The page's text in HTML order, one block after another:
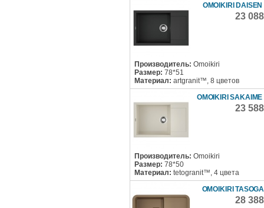
OMOIKIRI
23
Производитель: Omoikiri
Размер: 78*51
Материал: artgranit™, 8 цветов
OMOIKIRI
23
Производитель: Omoikiri
Размер: 78*50
Материал: tetogranit™, 4 цвета
OMOIKIRI
28